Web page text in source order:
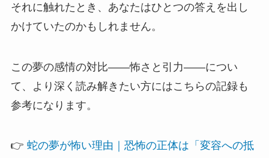
それに触れたとき、あなたはひとつの答えを出し
かけていたのかもしれません。
この夢の感情の対比——怖さと引力——につい
て、より深く読み解きたい方にはこちらの記録も
参考になります。
👉 蛇の夢が怖い理由｜恐怖の正体は「変容への抵